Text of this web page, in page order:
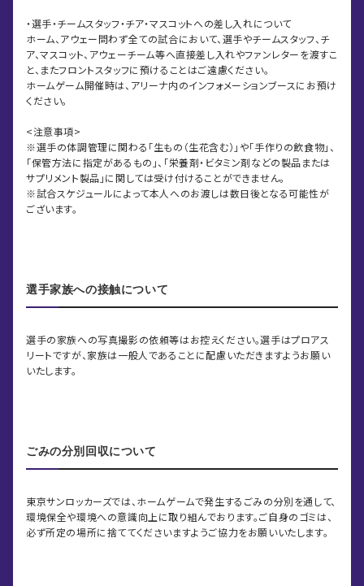
・選手・チームスタッフ・チア・マスコットへの差し入れについて
ホーム、アウェー問わず全ての試合において、選手やチームスタッフ、チ
ア、マスコット、アウェーチーム等へ直接差し入れやファンレターを渡すこ
と、またフロントスタッフに預けることはご遠慮ください。
ホームゲーム開催時は、アリーナ内のインフォメーションブースにお預け
ください。
<注意事項>
※選手の体調管理に関わる「生もの（生花含む）」や「手作りの飲食物」、
「保管方法に指定があるもの」、「栄養剤・ビタミン剤などの製品または
サプリメント製品」に関しては受け付けることができません。
※試合スケジュールによって本人へのお渡しは数日後となる可能性が
ございます。
選手家族への接触について
選手の家族への写真撮影の依頼等はお控えください。選手はプロアス
リートですが、家族は一般人であることに配慮いただきますようお願い
いたします。
ごみの分別回収について
東京サンロッカーズでは、ホームゲームで発生するごみの分別を通して、
環境保全や環境への意識向上に取り組んでおります。ご自身のゴミは、
必ず所定の場所に捨ててくださいますようご協力をお願いいたします。